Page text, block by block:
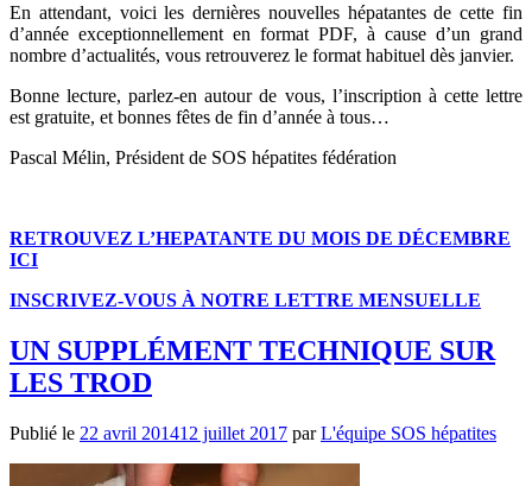
En attendant, voici les dernières nouvelles hépatantesde cette fin
d’année exceptionnellement en format PDF, à cause d’un grand
nombre d’actualités, vous retrouverez le format habituel dès janvier.
Bonne lecture, parlez-en autour de vous, l’inscription à cette lettre
est gratuite, et bonnes fêtes de fin d’année à tous…
Pascal Mélin, Président de SOS hépatites fédération
RETROUVEZ L’HEPATANTE DU MOIS DE DÉCEMBRE
ICI
INSCRIVEZ-VOUS À NOTRE LETTRE MENSUELLE
UN SUPPLÉMENT TECHNIQUE SUR
LES TROD
Publié le 22 avril 201412 juillet 2017 parL'équipe SOS hépatites